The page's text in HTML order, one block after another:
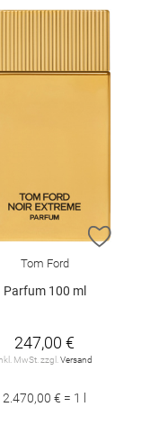
HINZUFÜGEN
ZUR
Tom Ford
Parfum 100 ml
247,00 €
MwSt. zzgl.Versand
2.470,00 € = 1 l